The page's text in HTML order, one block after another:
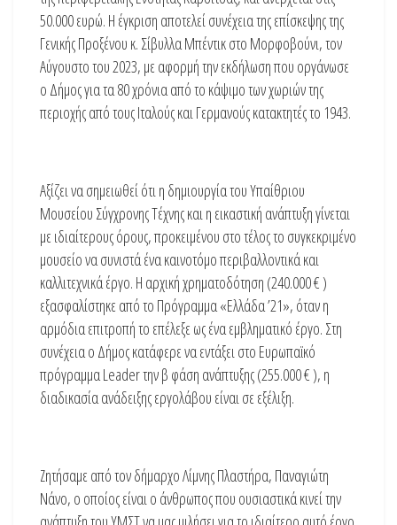
50.000 ευρώ. Η έγκριση αποτελεί συνέχεια της επίσκεψης της
Γενικής Προξένου κ. Σίβυλλα Μπέντικ στο Μορφοβούνι, τον
Αύγουστο του 2023, με αφορμή την εκδήλωση που οργάνωσε
ο Δήμος για τα 80 χρόνια από το κάψιμο των χωριών της
περιοχής από τους Ιταλούς και Γερμανούς κατακτητές το 1943.
Αξίζει να σημειωθεί ότι η δημιουργία του Υπαίθριου
Μουσείου Σύγχρονης Τέχνης και η εικαστική ανάπτυξη γίνεται
με ιδιαίτερους όρους, προκειμένου στο τέλος το συγκεκριμένο
μουσείο να συνιστά ένα καινοτόμο περιβαλλοντικά και
καλλιτεχνικά έργο. Η αρχική χρηματοδότηση (240.000 € )
εξασφαλίστηκε από το Πρόγραμμα «Ελλάδα ’21», όταν η
αρμόδια επιτροπή το επέλεξε ως ένα εμβληματικό έργο. Στη
συνέχεια ο Δήμος κατάφερε να εντάξει στο Ευρωπαϊκό
πρόγραμμα Leader την β φάση ανάπτυξης (255.000 € ), η
διαδικασία ανάδειξης εργολάβου είναι σε εξέλιξη.
Ζητήσαμε από τον δήμαρχο Λίμνης Πλαστήρα, Παναγιώτη
Νάνο, ο οποίος είναι ο άνθρωπος που ουσιαστικά κινεί την